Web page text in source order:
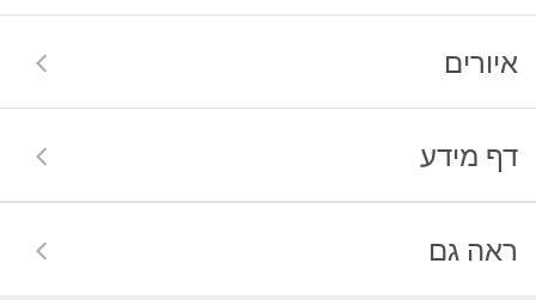
איורים
דף מידע
ראה גם